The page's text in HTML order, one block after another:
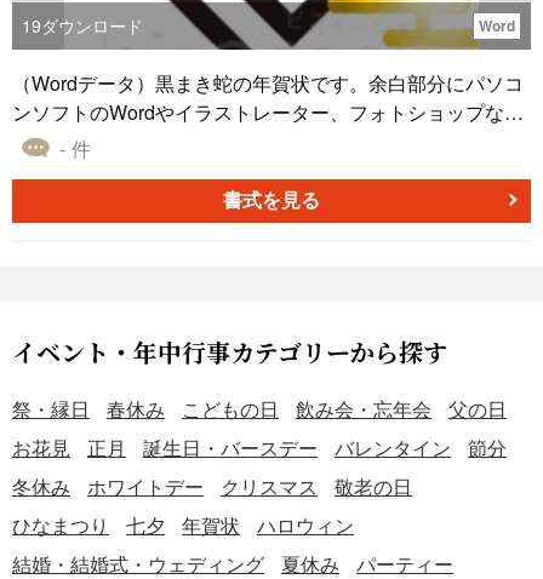
19ダウンロード Word
（Wordデータ）黒まき蛇の年賀状です。余白部分にパソコ
ンソフトのWordやイラストレーター、フォトショップなど
で、挨拶文、郵便番号、ご住所、電話番号、名前などを入
ガキ、フライヤー、お店のチラシなどにも使用できるお正
月、年末年始、年賀状素材です。
- 件
書式を見る
イベント・年中行事カテゴリーから探す
祭・縁日 春休み こどもの日 飲み会・忘年会
父の日
お花見
正月 誕生日・バースデー バレンタイン
節分
冬休み
ホワイトデー クリスマス
敬老の日
ひなまつり
七夕 年賀状
ハロウィン
結婚・結婚式・ウェディング
夏休み
パーティー